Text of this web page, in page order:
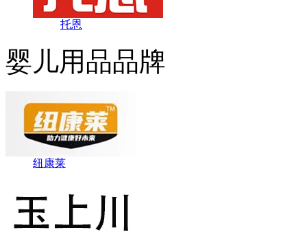
托恩
婴儿用品品牌
纽康莱